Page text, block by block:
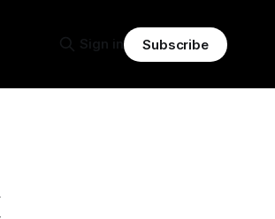
Sign in Subscribe